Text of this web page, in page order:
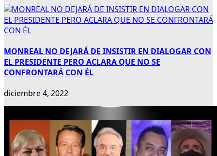
MONREAL NO DEJARÁ DE INSISTIR EN DIALOGAR CON
EL PRESIDENTE PERO ACLARA QUE NO SE
CONFRONTARÁ CON ÉL
diciembre 4, 2022